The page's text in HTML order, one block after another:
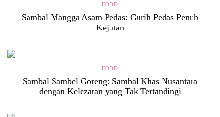
FOOD
Sambal Mangga Asam Pedas: Gurih Pedas Penuh
Kejutan
FOOD
Sambal Sambel Goreng: Sambal Khas Nusantara
dengan Kelezatan yang Tak Tertandingi